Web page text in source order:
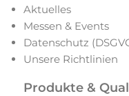
Aktuelles
Messen & Events
Datenschutz
Unsere Richtlinien
Produkte &